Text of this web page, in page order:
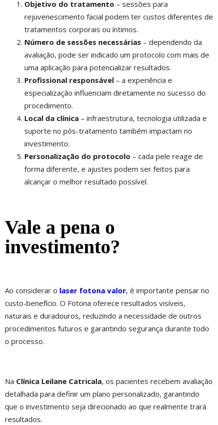
Objetivo do tratamento – sessões para
rejuvenescimento facial podem ter custos diferentes de
tratamentos corporais ou íntimos.
Número de sessões necessárias – dependendo da
avaliação, pode ser indicado um protocolo com mais de
uma aplicação para potencializar resultados.
Profissional responsável – a experiência e
especialização influenciam diretamente no sucesso do
procedimento.
Local da clínica – infraestrutura, tecnologia utilizada e
suporte no pós-tratamento também impactam no
investimento.
Personalização do protocolo – cada pele reage de
forma diferente, e ajustes podem ser feitos para
alcançar o melhor resultado possível.
Vale a pena o
investimento?
Ao considerar o laser fotona valor, é importante pensar no
custo-benefício. O Fotona oferece resultados visíveis,
naturais e duradouros, reduzindo a necessidade de outros
procedimentos futuros e garantindo segurança durante todo
o processo.
Na Clínica Leilane Catricala, os pacientes recebem avaliação
detalhada para definir um plano personalizado, garantindo
que o investimento seja direcionado ao que realmente trará
resultados.